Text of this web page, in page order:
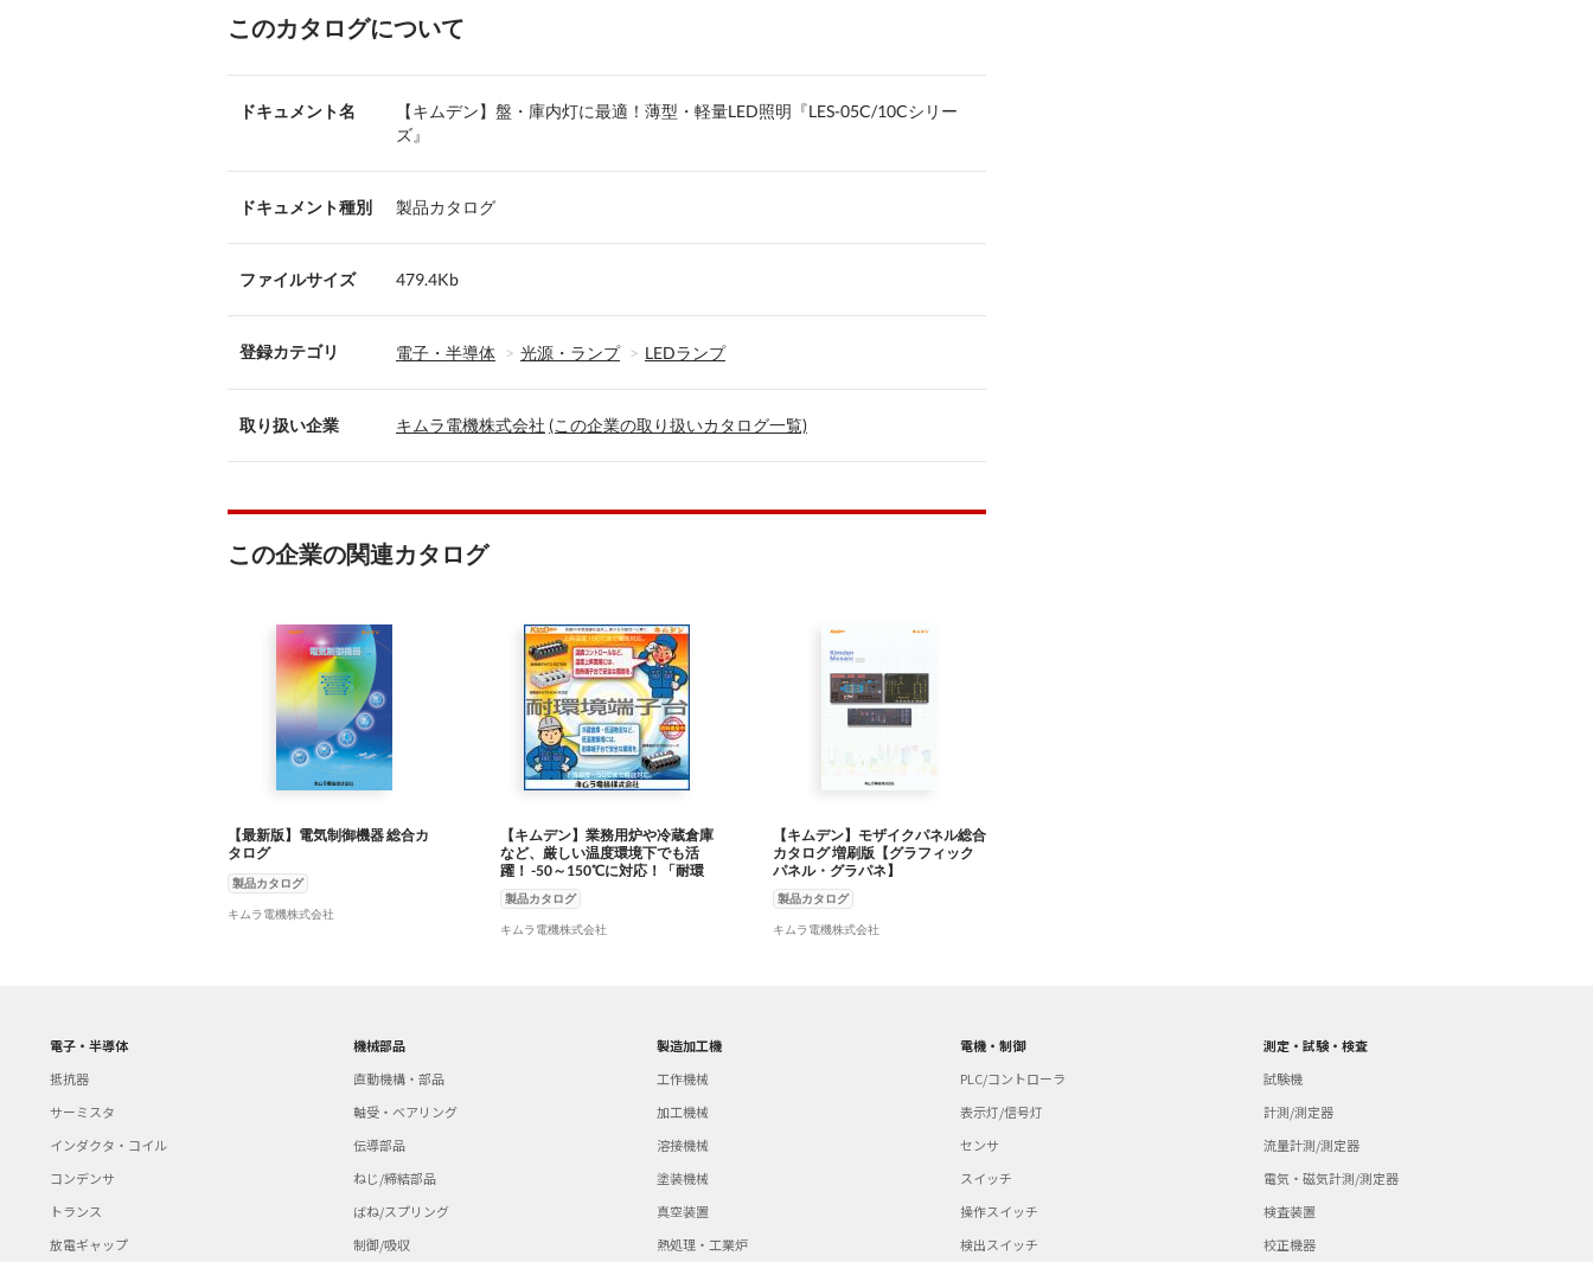
このカタログについて
ドキュメント名
【キムデン】盤・庫内灯に最適！薄型・軽量LED照明『LES-05C/10Cシリー
ズ』
ドキュメント種別 製品カタログ
ファイルサイズ 479.4Kb
登録カテゴリ 電子・半導体 光源・ランプ LEDランプ
取り扱い企業 キムラ電機株式会社 (この企業の取り扱いカタログ一覧)
この企業の関連カタログ
【最新版】電気制御機器 総合カ
タログ
製品カタログ
キムラ電機株式会社
【キムデン】業務用炉や冷蔵倉庫
など、厳しい温度環境下でも活
躍！ -50～150℃に対応！「耐環
境端子台」【ヘビーデューティ
ー】
製品カタログ
キムラ電機株式会社
【キムデン】モザイクパネル総合
カタログ 増刷版【グラフィック
パネル・グラパネ】
製品カタログ
キムラ電機株式会社
電子・半導体
抵抗器
サーミスタ
インダクタ・コイル
コンデンサ
トランス
放電ギャップ
機械部品
直動機構・部品
軸受・ベアリング
伝導部品
ねじ/締結部品
ばね/スプリング
制御/吸収
製造加工機
工作機械
加工機械
溶接機械
塗装機械
真空装置
熱処理・工業炉
電機・制御
PLC/コントローラ
表示灯/信号灯
センサ
スイッチ
操作スイッチ
検出スイッチ
測定・試験・検査
試験機
計測/測定器
流量計測/測定器
電気・磁気計測/測定器
検査装置
校正機器